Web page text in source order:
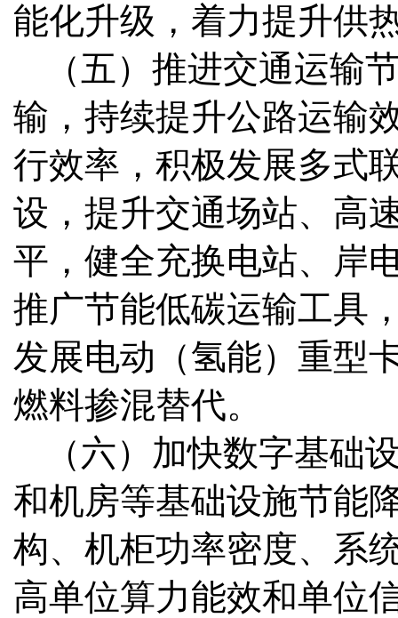
能化升级，着力提升供
（五）推进交通运输
输，持续提升公路运输
行效率，积极发展多式
设，提升交通场站、高
平，健全充换电站、岸
推广节能低碳运输工具
发展电动（氢能）重型
燃料掺混替代。
（六）加快数字基础
和机房等基础设施节能
构、机柜功率密度、系
高单位算力能效和单位